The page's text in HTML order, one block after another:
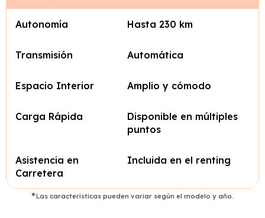
Autonomía Hasta 230 km
Transmisión Automática
Espacio Interior Amplio y cómodo
Carga Rápida
Disponible en múltiples
puntos
Asistencia en
Carretera
Incluida en el renting
Las características pueden variar según el modelo y año.